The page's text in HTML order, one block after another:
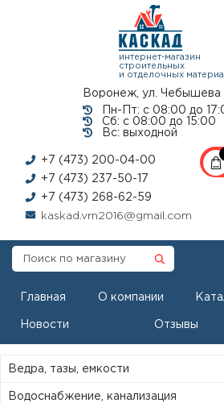
интернет-магазин
строительных
и отделочных
Воронеж, ул. Чебышева
Пн-Пт: с 08:00 до
Сб: с 08:00 до 15:00
Вс: выходной
+7 (473) 200-04-00
+7 (473) 237-50-17
+7 (473) 268-62-59
kaskad.vrn2016@gmail.com
Главная О компании
Новости Отзывы
Ведра, тазы, емкости
Водоснабжение, канализация